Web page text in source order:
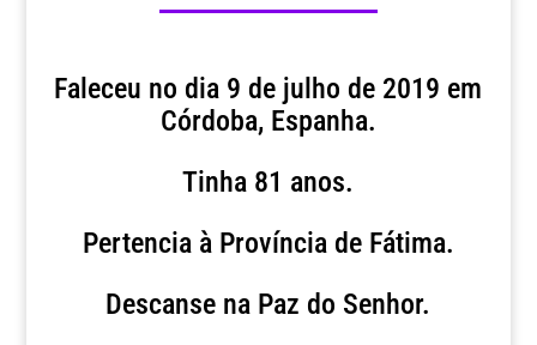
Faleceu no dia 9 de julho de 2019 em
Córdoba, Espanha.
Tinha 81 anos.
Pertencia à Província de Fátima.
Descanse na Paz do Senhor.